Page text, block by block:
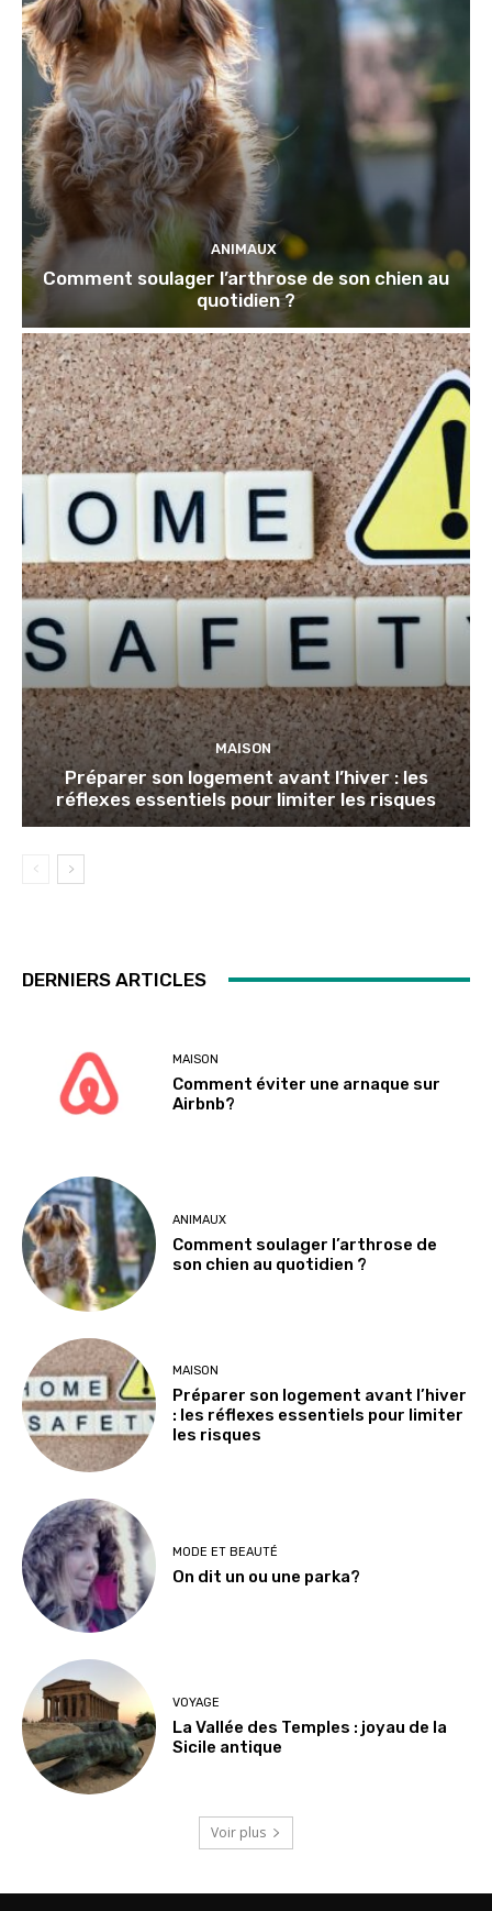
ANIMAUX
Comment soulager l’arthrose de son chien au
quotidien ?
MAISON
Préparer son logement avant l’hiver : les
réflexes essentiels pour limiter les risques
DERNIERS ARTICLES
MAISON
Comment éviter une arnaque sur
Airbnb?
ANIMAUX
Comment soulager l’arthrose de
son chien au quotidien ?
MAISON
Préparer son logement avant l’hiver
: les réflexes essentiels pour limiter
les risques
MODE ET BEAUTÉ
On dit un ou une parka?
VOYAGE
La Vallée des Temples : joyau de la
Sicile antique
Voir plus